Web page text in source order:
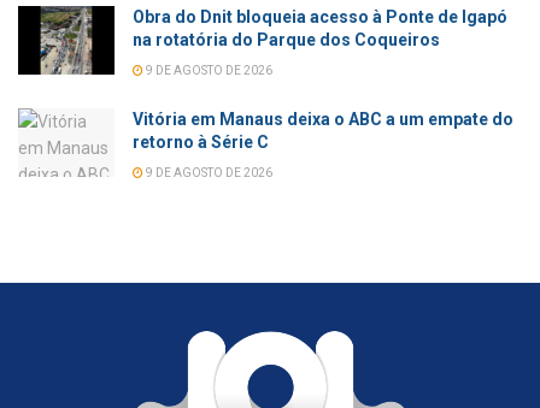
Obra do Dnit bloqueia acesso à Ponte de Igapó
na rotatória do Parque dos Coqueiros
9 DE AGOSTO DE 2026
Vitória em Manaus deixa o ABC a um empate do
retorno à Série C
9 DE AGOSTO DE 2026